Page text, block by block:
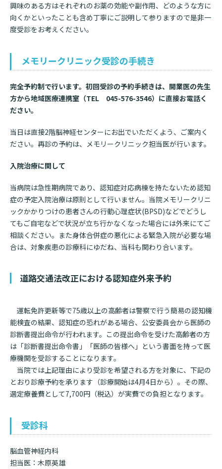
興味のある方はそれぞれのお薬の効能や副作用、どのような方に
向くかといったことも含め丁寧にご説明して参りますので是非一
度受診をお考えください。
メモリークリニック受診の手続き
完全予約制で行います。初回受診の予約手続きは、開業医の先生
方から地域医療連携室（TEL 045-576-3546）に直接お電話く
ださい。
当日は直接2階脳神経センターにお出でいただくよう、ご案内く
ださい。再診の予約は、メモリークリニック担当医が行います。
入院治療に関して
当病院は急性期病院であり、認知症対応病棟を持たないため認知
症の予定入院治療は原則として行いません。当院メモリークリニ
ックかかりつけの患者さんの行動心理症状(BPSD)などでどうし
てもご自宅などで状況が立ち行かなくなった場合には外来にてご
相談ください。また身体合併症の悪化による緊急入院が必要な場
合は、対象疾患の診療科にゆだね、当科も関わり合います。
道路交通法改正における認知症外来予約
運転免許更新等で75歳以上の高齢者は警察で行う簡易の認知機
能検査の結果、認知症の恐れがある場合、公安委員会から医師の
診断書提出命令が行われます。この提出命令を受けた高齢者の方
は「診断書提出命令書」「医師の皆様へ」という書面を持って医
療機関を受診することになります。
当院では上記理由により受診を希望される方を対象に、下記の
とおり診療予約を承ります（診療開始は4月4日から）。 その際、
選定療養費として7,700円（税込）が実費での負担となります。
受診科
脳血管神経内科
担当医：木原英雄